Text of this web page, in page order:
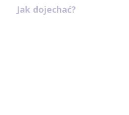
Jak dojechać?